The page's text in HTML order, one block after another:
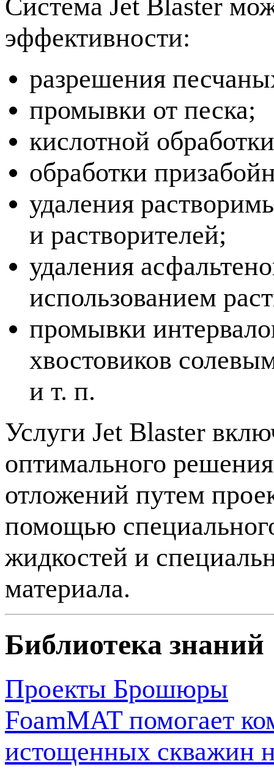
Система Jet Blaster
эффективности:
разрешения
промывки от песка;
кислотной
обработки
удаления
и растворителей;
удаления
использованием
промывки
хвостовиков
и т. п.
Услуги Jet Blaster
оптимального
отложений путем
помощью
жидкостей и
материала.
Библиотека знаний
Проекты Брошюры
FoamMAT помогает
истощенных скважин